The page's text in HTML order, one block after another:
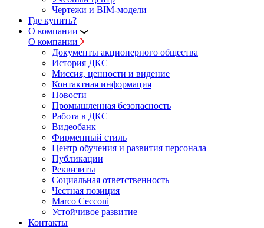
Чертежи и BIM-модели
Где купить?
О компании
О компании
Документы акционерного общества
История ДКС
Миссия, ценности и видение
Контактная информация
Новости
Промышленная безопасность
Работа в ДКС
Видеобанк
Фирменный стиль
Центр обучения и развития персонала
Публикации
Реквизиты
Социальная ответственность
Честная позиция
Marco Cecconi
Устойчивое развитие
Контакты